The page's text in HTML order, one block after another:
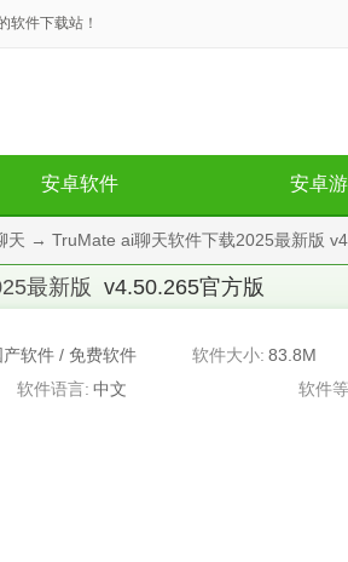
软件下载站！
安卓软件 安卓
天 → TruMate ai聊天软件下载2025最新版
最新版 v4.50.265官方版
产软件 / 免费软件 软件大小: 83.8M
软件语言: 中文
软件